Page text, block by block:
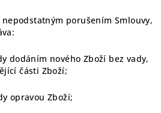
porušením Smlouvy,
dodáním nového Zboží bez vady,
části Zboží;
opravou Zboží;